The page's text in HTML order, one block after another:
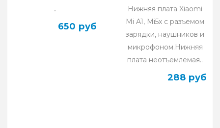
..
650 руб
Нижняя плата Xiaomi
Mi A1, Mi5x с разъемом
зарядки, наушников и
микрофоном.Нижняя
плата неотъемлемая..
288 руб